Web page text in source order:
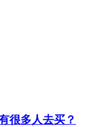
很多人去买？